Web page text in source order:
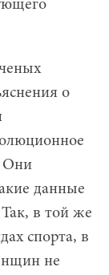
о
Они
данные
в той же
спорта, в
не